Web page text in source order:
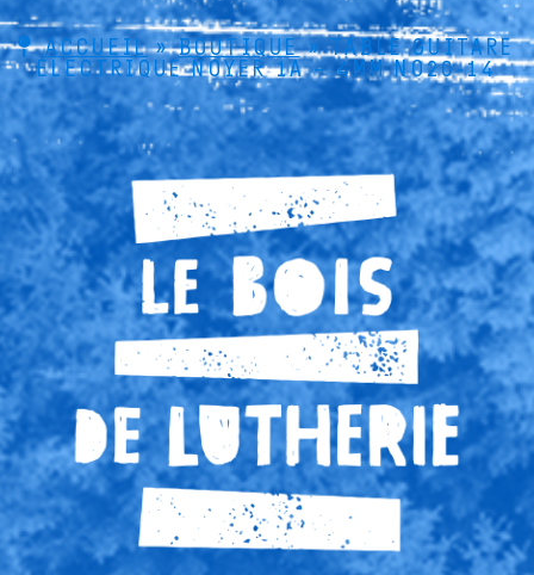
ACCUEIL»BOUTIQUE»TABLE GUITARE
ÉLECTRIQUE NOYER 1A – 4MM NO20-14